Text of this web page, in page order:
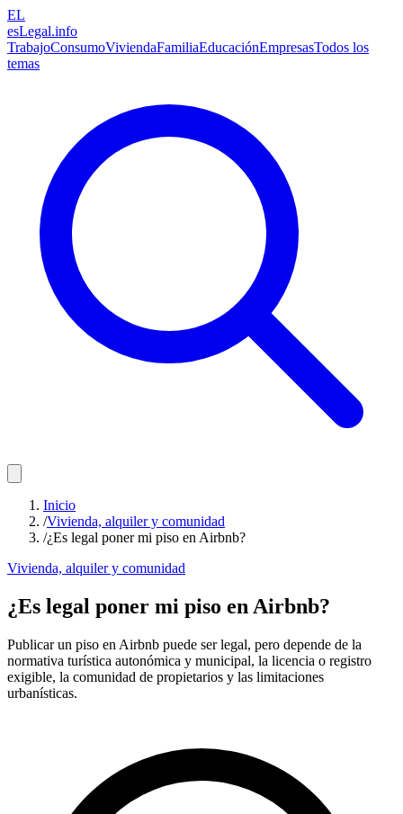
EL
esLegal.info
TrabajoConsumoViviendaFamiliaEducaciónEmpresasTodos los
temas
Inicio
/Vivienda, alquiler y comunidad
/¿Es legal poner mi piso en Airbnb?
Vivienda, alquiler y comunidad
¿Es legal poner mi piso en Airbnb?
Publicar un piso en Airbnb puede ser legal, pero depende de la
normativa turística autonómica y municipal, la licencia o registro
exigible, la comunidad de propietarios y las limitaciones
urbanísticas.